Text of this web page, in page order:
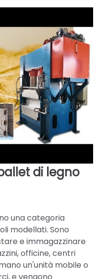
di legno
una categoria
modellati. Sono
e immagazzinare
officine, centri
un'unità mobile o